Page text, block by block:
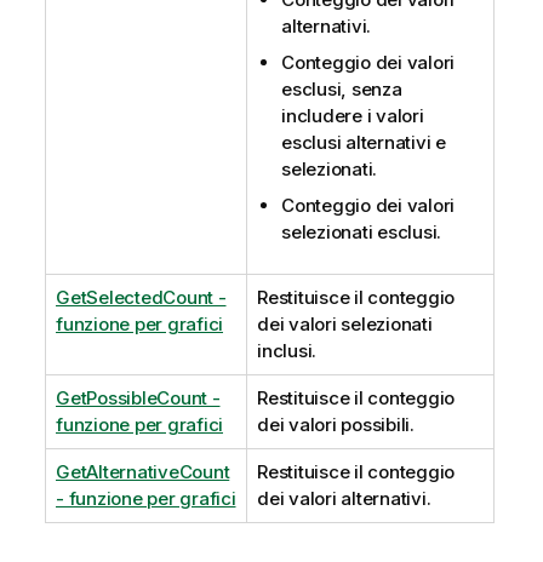
alternativi.
Conteggio dei valori
esclusi, senza
includere i valori
esclusi alternativi e
selezionati.
Conteggio dei valori
selezionati esclusi.
GetSelectedCount -
funzione per grafici
Restituisce il conteggio
dei valori selezionati
inclusi.
GetPossibleCount -
funzione per grafici
Restituisce il conteggio
dei valori possibili.
GetAlternativeCount
- funzione per grafici
Restituisce il conteggio
dei valori alternativi.